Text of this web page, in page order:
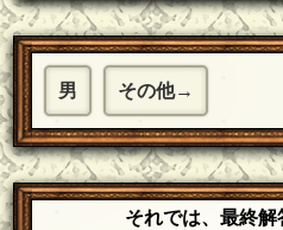
男 その他→
それでは、最終解